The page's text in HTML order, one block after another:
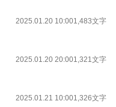
2025.01.20 10:001,483文字
2025.01.20 20:001,321文字
2025.01.21 10:001,326文字